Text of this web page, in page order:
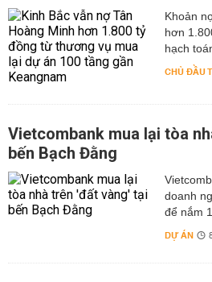
hơn
hạch
CHỦ ĐẦU
Vietcombank mua lại tòa
bến Bạch Đằng
doanh
để nắm
DỰ ÁN